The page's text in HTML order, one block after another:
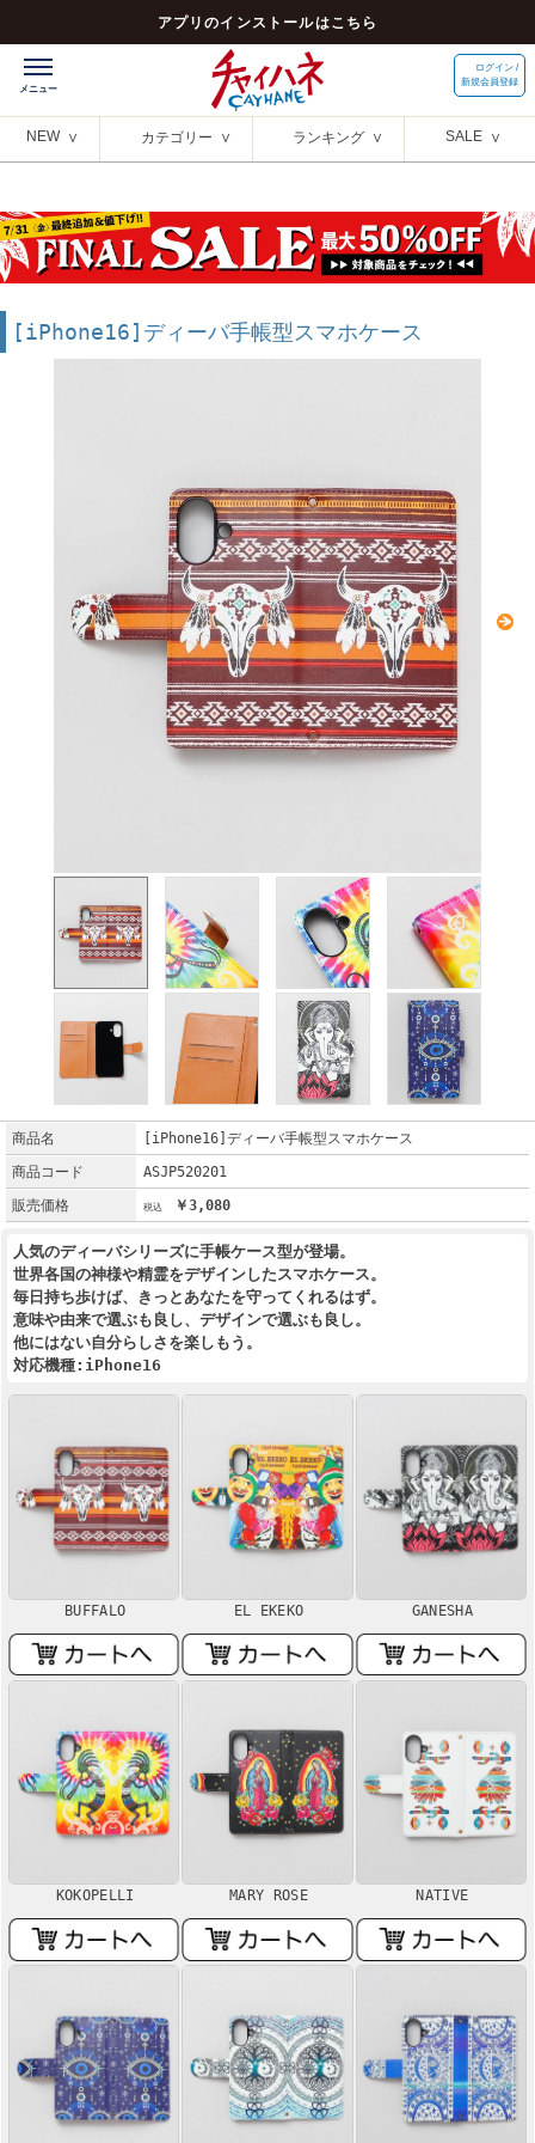
アプリのインストールはこちら
ログイン /
新規会員登録
NEW カテゴリー ランキング SALE
[iPhone16]ディーバ手帳型スマホケース
商品名
[iPhone16]ディーバ手帳型スマホケース
商品コード
ASJP520201
販売価格
￥3,080
人気のディーバシリーズに手帳ケース型が登場。
世界各国の神様や精霊をデザインしたスマホケース。
毎日持ち歩けば、きっとあなたを守ってくれるはず。
意味や由来で選ぶも良し、デザインで選ぶも良し。
他にはない自分らしさを楽しもう。
対応機種:iPhone16
BUFFALO EL EKEKO GANESHA
KOKOPELLI MARY ROSE NATIVE